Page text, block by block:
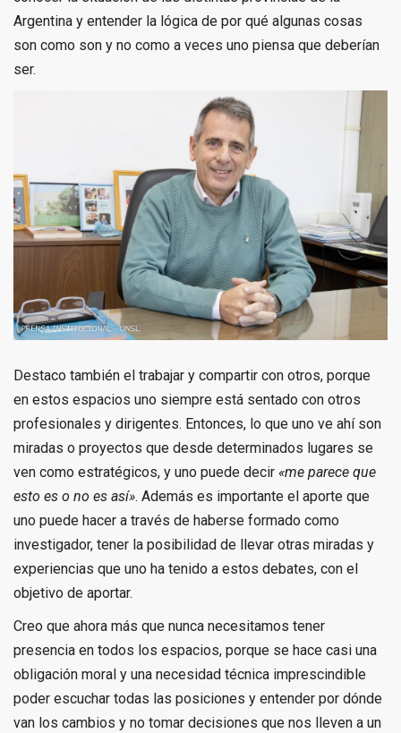
Argentina y entender la lógica de por qué algunas cosas
son como son y no como a veces uno piensa que deberían
ser.
Destaco también el trabajar y compartir con otros, porque
en estos espacios uno siempre está sentado con otros
profesionales y dirigentes. Entonces, lo que uno ve ahí son
miradas o proyectos que desde determinados lugares se
ven como estratégicos, y uno puede decir «me parece que
esto es o no es así». Además es importante el aporte que
uno puede hacer a través de haberse formado como
investigador, tener la posibilidad de llevar otras miradas y
experiencias que uno ha tenido a estos debates, con el
objetivo de aportar.
Creo que ahora más que nunca necesitamos tener
presencia en todos los espacios, porque se hace casi una
obligación moral y una necesidad técnica imprescindible
poder escuchar todas las posiciones y entender por dónde
van los cambios y no tomar decisiones que nos lleven a un